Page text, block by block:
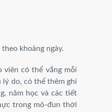
khoảng ngày.
có thể vắng mỗi
lý do, có thể thêm ghi
năm học và các tiết
trong mô-đun thời